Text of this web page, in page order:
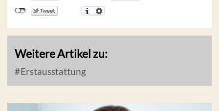
Weitere Artikel zu:
Erstausstattung